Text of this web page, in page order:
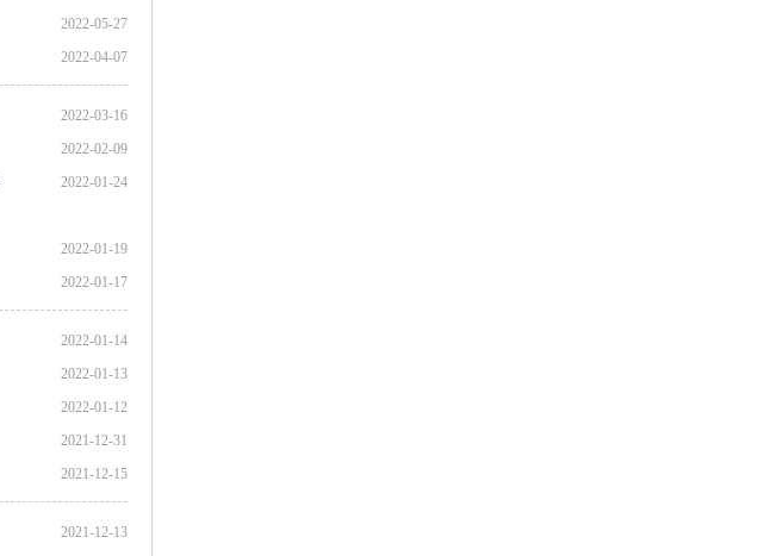
2022-05-27
2022-04-07
2022-03-16
2022-02-09
2022-01-24
2022-01-19
2022-01-17
2022-01-14
2022-01-13
2022-01-12
2021-12-31
2021-12-15
2021-12-13